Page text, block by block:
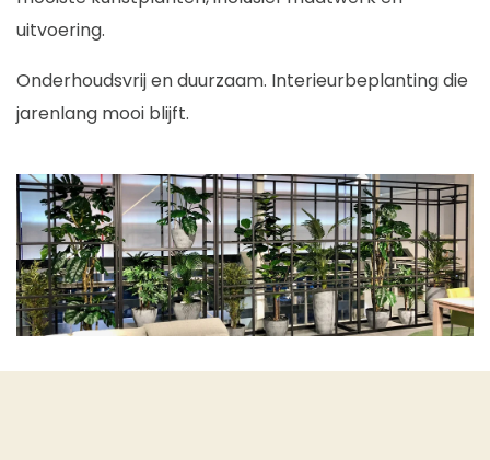
uitvoering.
Onderhoudsvrij en duurzaam. Interieurbeplanting die
jarenlang mooi blijft.